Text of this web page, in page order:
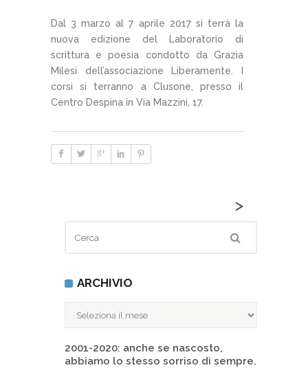
Dal 3 marzo al 7 aprile 2017 si terrà la
nuova edizione del Laboratorio di
scrittura e poesia condotto da Grazia
Milesi dell’associazione Liberamente. I
corsi si terranno a Clusone, presso il
Centro Despina in Via Mazzini, 17.
>
ARCHIVIO
2001-2020: anche se nascosto,
abbiamo lo stesso sorriso di sempre.